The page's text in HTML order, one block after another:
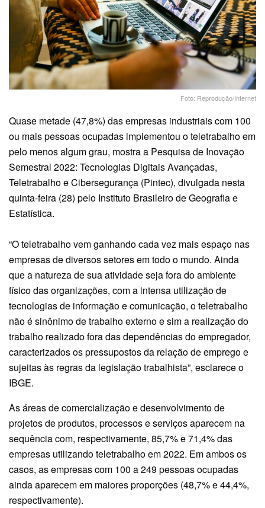
Foto: Reprodução/Internet
Quase metade (47,8%) das empresas industriais com 100
ou mais pessoas ocupadas implementou o teletrabalho em
pelo menos algum grau, mostra a Pesquisa de Inovação
Semestral 2022: Tecnologias Digitais Avançadas,
Teletrabalho e Cibersegurança (Pintec), divulgada nesta
quinta-feira (28) pelo Instituto Brasileiro de Geografia e
Estatística.
“O teletrabalho vem ganhando cada vez mais espaço nas
empresas de diversos setores em todo o mundo. Ainda
que a natureza de sua atividade seja fora do ambiente
físico das organizações, com a intensa utilização de
tecnologias de informação e comunicação, o teletrabalho
não é sinônimo de trabalho externo e sim a realização do
trabalho realizado fora das dependências do empregador,
caracterizados os pressupostos da relação de emprego e
sujeitas às regras da legislação trabalhista”, esclarece o
IBGE.
As áreas de comercialização e desenvolvimento de
projetos de produtos, processos e serviços aparecem na
sequência com, respectivamente, 85,7% e 71,4% das
empresas utilizando teletrabalho em 2022. Em ambos os
casos, as empresas com 100 a 249 pessoas ocupadas
ainda aparecem em maiores proporções (48,7% e 44,4%,
respectivamente).